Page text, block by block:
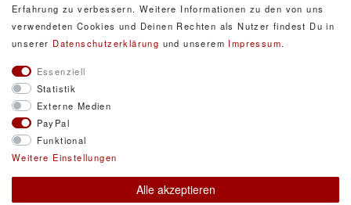
gelesen habe. Meine Einwilligung kann ich jederzeit
widerrufen.**
© Copyright 2026 DarXity GbR. Gestaltung, Design
und Style durch DarXity GbR. Alle Rechte
vorbehalten.
Erfahrung zu verbessern. Weitere Informationen zu den von uns
verwendeten Cookies und Deinen Rechten als Nutzer findest Du in
unserer Daten­schutz­erklärung und unserem Impressum.
Essenziell
Statistik
Externe Medien
PayPal
Funktional
Weitere Einstellungen
Alle akzeptieren